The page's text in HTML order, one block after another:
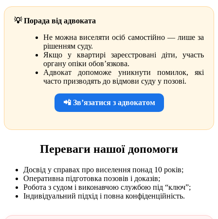
💡 Порада від адвоката
Не можна виселяти осіб самостійно — лише за
рішенням суду.
Якщо у квартирі зареєстровані діти, участь
органу опіки обов’язкова.
Адвокат допоможе уникнути помилок, які
часто призводять до відмови суду у позові.
📲 Зв’язатися з адвокатом
Переваги нашої допомоги
Досвід у справах про виселення понад 10 років;
Оперативна підготовка позовів і доказів;
Робота з судом і виконавчою службою під “ключ”;
Індивідуальний підхід і повна конфіденційність.